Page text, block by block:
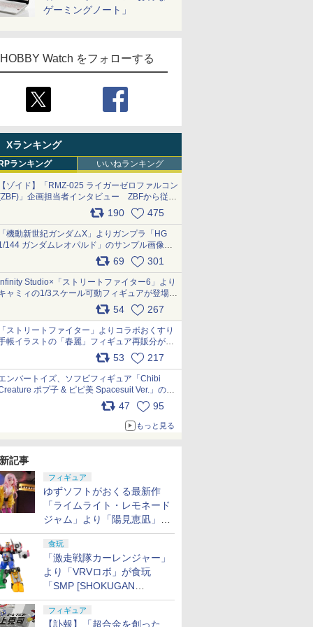
ゲーミングノート」
HOBBY Watch をフォローする
Xランキング
ランキング いいねランキング
ゾイド】「RMZ-025 ライガーゼロファルコン
」企画担当者インタビュー ZBFから従来
ザインまで再現可能なボリューム満点のキッ
ト pic.x.com/6zOqQAQKkX
190 475
機動新世紀ガンダムX」よりガンプラ「HG
144 ガンダムレオパルド」のサンプル画像が
69 301
Studio×「ストリートファイター6」より
ャミィの1/3スケール可動フィギュアが登場
54 267
ストリートファイター」よりコラボおくすり
帳イラストの「春麗」フィギュア再販分が本
日出荷開始 pic.x.com/toUc1MHr41
53 217
ンバートイズ、ソフビフィギュア「Chibi
ポプ子 & ピピ美 Spacesuit Ver.」の発
売中止を発表 pic.x.com/Ri45iFeYjn
47 95
もっと見る
記事
フィギュア
ゆずソフトがおくる最新作
「ライムライト・レモネード
ジャム」より「陽見恵凪」が
1/3.5スケールフィギュアで
登場！
食玩
「激走戦隊カーレンジャー」
より「VRVロボ」が食玩
「SMP [SHOKUGAN
MODELING PROJECT]」に
登場！
フィギュア
【訃報】「超合金を創った